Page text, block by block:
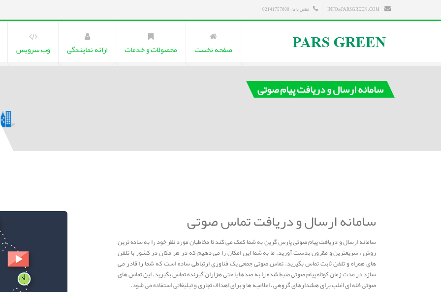
تماس با ما : 02141757000
صفحه نخست محصولات و خدمات ارائه نمایندگی وب سرویس
سامانه ارسال و دریافت پیام صوتی
سامانه ارسال و دریافت تماس صوتی
سامانه ارسال و دریافت پیام صوتی پارس گرین به شما کمک می کند تا مخاطبان مورد نظر خود را به ساده ترین
روش ، سریعترین و مقرون بدست آورید. ما به شما این امکان را می دهیم که در هر مکان در کشور با تلفن
های همراه و تلفن ثابت تماس بگیرید. تماس صوتی جمعی یک فناوری ارتباطی ساده است که شما را قادر می
سازد در مدت زمان کوتاه پیام صوتی ضبط شده را به صدها یا حتی هزاران گیرنده تماس بگیرید. این تماس های
صوتی فله ای اغلب برای هشدارهای گروهی ، اعلامیه ها و برای اهداف تجاری و تبلیغاتی استفاده می شود.